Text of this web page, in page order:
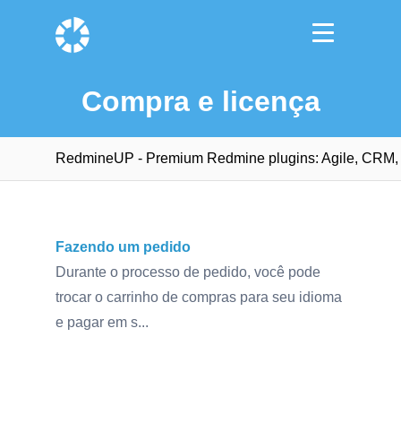
Compra e licença
RedmineUP - Premium Redmine plugins: Agile,
Fazendo um pedido
Durante o processo de pedido, você pode
trocar o carrinho de compras para seu idioma
e pagar em s...